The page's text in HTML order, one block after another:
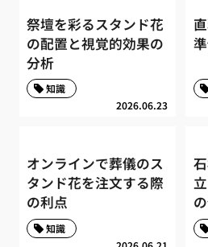
祭壇を彩るスタンド花
の配置と視覚的効果の
分析
2026.06.23
知識
オンラインで葬儀のス
タンド花を注文する際
の利点
知識